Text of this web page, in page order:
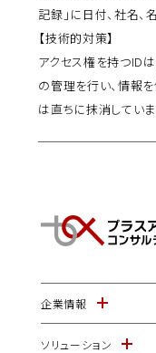
記録」に日付、社名、
【技術的対策】
アクセス権を持つID
の管理を行い、情報
は直ちに抹消していま
企業情報
ソリューション